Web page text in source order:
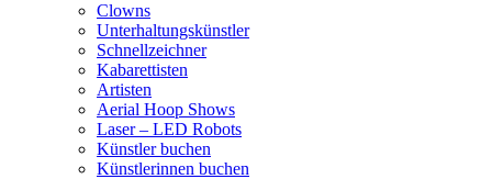
Clowns
Unterhaltungskünstler
Schnellzeichner
Kabarettisten
Artisten
Aerial Hoop Shows
Laser – LED Robots
Künstler buchen
Künstlerinnen buchen